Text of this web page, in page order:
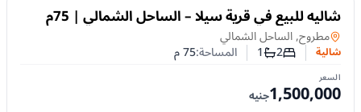
للبيع شاليه للبيع في قرية سيلا – الساحل الشمالي | 75م
وغرفتان وبول فيو
شاليةفي
مطروح, الساحل الشمالي
شالية عدد غرف النوم
2عدد الحمامات
1 المساحة:75م
السعر
1,500,000جنيه